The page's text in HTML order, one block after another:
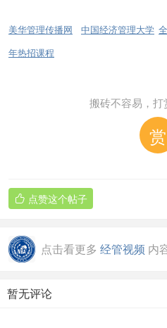
美华管理传播网 中国经济管理大学
年热招课程
搬砖不容易，
赏
 点赞这个帖子
点击看更多 经管视频 内
暂无评论